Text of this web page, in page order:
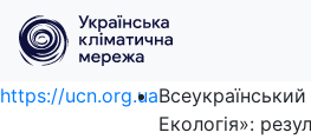
https://ucn.org.ua
Екологія»: